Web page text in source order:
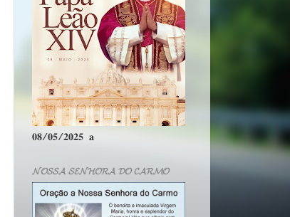
𝟎𝟖/𝟎𝟓/𝟐𝟎𝟐𝟓 𝐚
𝓝𝓞𝓢𝓢𝓐 𝓢𝓔𝓝𝓗𝓞𝓡𝓐 𝓓𝓞 𝓒𝓐𝓡𝓜𝓞